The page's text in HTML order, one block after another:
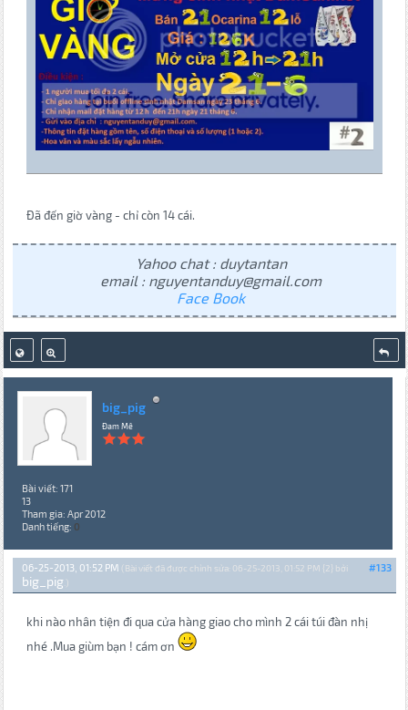
Đã đến giờ vàng - chỉ còn 14 cái.
Yahoo chat : duytantan
email : nguyentanduy@gmail.com
Face Book
big_pig
Đam Mê
Bài viết: 171
13
Tham gia: Apr 2012
Danh tiếng: 0
#133
06-25-2013, 01:52 PM (Bài viết đã được chỉnh sửa: 06-25-2013, 01:52 PM {2} bởi
big_pig.)
khi nào nhân tiện đi qua cửa hàng giao cho mình 2 cái túi đàn nhị
nhé .Mua giùm bạn ! cám ơn